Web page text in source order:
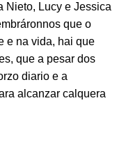
Nieto, Lucy e Jessica
que o
e na vida, hai que
que a pesar dos
diario e a
alcanzar calquera